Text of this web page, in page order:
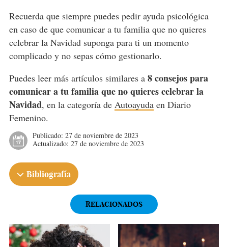
Recuerda que siempre puedes pedir ayuda psicológica
en caso de que comunicar a tu familia que no quieres
celebrar la Navidad suponga para ti un momento
complicado y no sepas cómo gestionarlo.
Puedes leer más artículos similares a 8 consejos para
comunicar a tu familia que no quieres celebrar la
Navidad, en la categoría de Autoayudaen Diario
Femenino.
Publicado: 27 de noviembre de 2023
Actualizado: 27 de noviembre de 2023
Bibliografía
RELACIONADOS